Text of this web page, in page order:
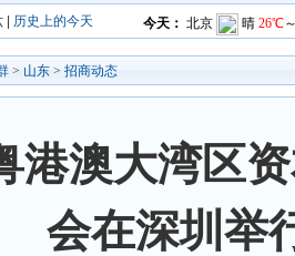
| 历史上的今天
> 山东 > 招商动态
港澳大湾区
会在深圳举